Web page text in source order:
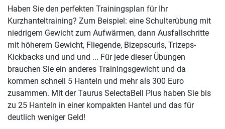
Haben Sie den perfekten Trainingsplan für Ihr
Kurzhanteltraining? Zum Beispiel: eine Schulterübung mit
niedrigem Gewicht zum Aufwärmen, dann Ausfallschritte
mit höherem Gewicht, Fliegende, Bizepscurls, Trizeps-
Kickbacks und und und ... Für jede dieser Übungen
brauchen Sie ein anderes Trainingsgewicht und da
kommen schnell 5 Hanteln und mehr als 300 Euro
zusammen. Mit der Taurus SelectaBell Plus haben Sie bis
zu 25 Hanteln in einer kompakten Hantel und das für
deutlich weniger Geld!